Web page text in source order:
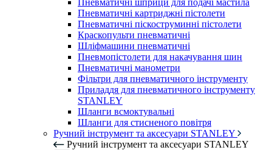
Пневматичні шприци для подачі мастила
Пневматичні картриджні пістолети
Пневматичні піскоструминні пістолети
Краскопульти пневматичні
Шліфмашини пневматичні
Пневмопістолети для накачування шин
Пневматичні манометри
Фільтри для пневматичного інструменту
Приладдя для пневматичного інструменту
STANLEY
Шланги всмоктувальні
Шланги для стисненого повітря
Ручний інструмент та аксесуари STANLEY
Ручний інструмент та аксесуари STANLEY